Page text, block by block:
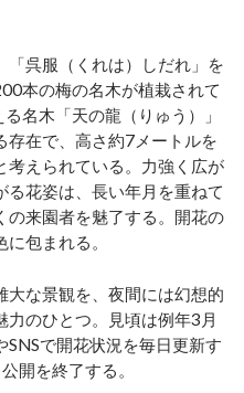
呉服（くれは）しだれ」を
本の梅の名木が植栽されて
名木「天の龍（りゅう）」
存在で、高さ約7メートルを
考えられている。力強く広が
る花姿は、長い年月を重ねて
の来園者を魅了する。開花の
包まれる。
な景観を、夜間には幻想的
のひとつ。見頃は例年3月
SNSで開花状況を毎日更新す
開を終了する。